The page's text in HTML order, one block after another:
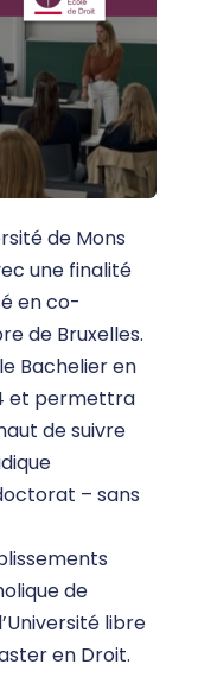
de Mons
une finalité
en co-
de Bruxelles.
Bachelier en
et permettra
de suivre
– sans
de
libre
en Droit.